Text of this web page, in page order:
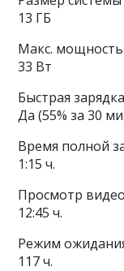
13 ГБ
Макс. мощность
33 Вт
Быстрая зарядка
Да (55% за 30
Время полной
1:15 ч.
Просмотр видео
12:45 ч.
Режим
117 ч.